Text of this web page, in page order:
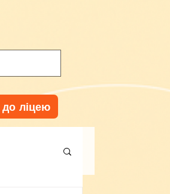
ліцею